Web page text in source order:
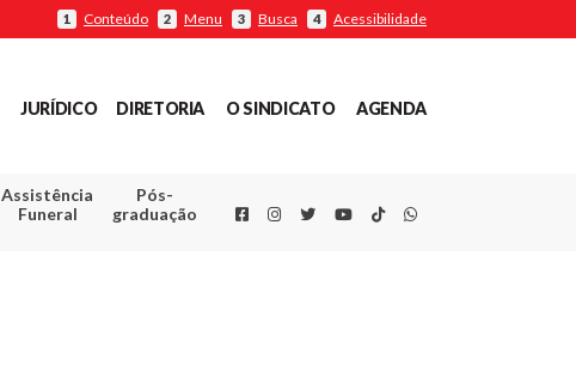
1 Conteúdo 2 Menu 3 Busca 4 Acessibilidade
JURÍDICO DIRETORIA O SINDICATO AGENDA
Assistência
Funeral
Pós-
graduação
FacebookInstagram
TwitterYoutube
TikTokWhatsapp